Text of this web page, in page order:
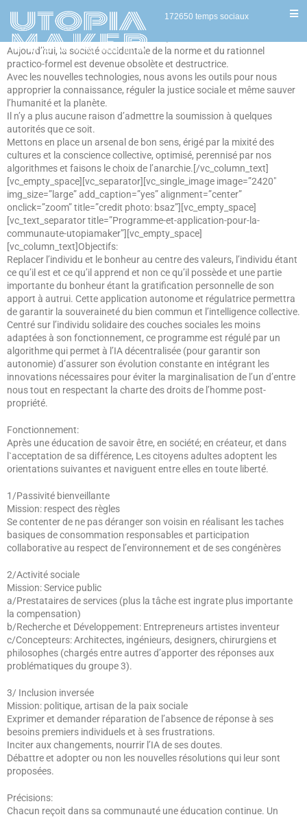
172650 temps sociaux
[vc_row][vc_column][vc_column_text]De tout temps, l’on a cru à la
nécessité d’un commandement, d’un gouvernement pour empêcher
l’humanité de se ruer dans le désordre, dans la confusion.
Aujourd’hui, la société occidentale de la norme et du rationnel
practico-formel est devenue obsolète et destructrice.
Avec les nouvelles technologies, nous avons les outils pour nous
approprier la connaissance, réguler la justice sociale et même sauver
l’humanité et la planète.
Il n’y a plus aucune raison d’admettre la soumission à quelques
autorités que ce soit.
Mettons en place un arsenal de bon sens, érigé par la mixité des
cultures et la conscience collective, optimisé, perennisé par nos
algorithmes et faisons le choix de l’anarchie.[/vc_column_text]
[vc_empty_space][vc_separator][vc_single_image image=”2420″
img_size=”large” add_caption=”yes” alignment=”center”
onclick=”zoom” title=”credit photo: bsaz”][vc_empty_space]
[vc_text_separator title=”Programme-et-application-pour-la-
communaute-utopiamaker”][vc_empty_space]
[vc_column_text]Objectifs:
Replacer l’individu et le bonheur au centre des valeurs, l’individu étant
ce qu’il est et ce qu’il apprend et non ce qu’il possède et une partie
importante du bonheur étant la gratification personnelle de son
apport à autrui. Cette application autonome et régulatrice permettra
de garantir la souveraineté du bien commun et l’intelligence collective.
Centré sur l’individu solidaire des couches sociales les moins
adaptées à son fonctionnement, ce programme est régulé par un
algorithme qui permet à l’IA décentralisée (pour garantir son
autonomie) d’assurer son évolution constante en intégrant les
innovations nécessaires pour éviter la marginalisation de l’un d’entre
nous tout en respectant la charte des droits de l’homme post-
propriété.
Fonctionnement:
Après une éducation de savoir être, en société; en créateur, et dans
l`acceptation de sa différence, Les citoyens adultes adoptent les
orientations suivantes et naviguent entre elles en toute liberté.
1/Passivité bienveillante
Mission: respect des règles
Se contenter de ne pas déranger son voisin en réalisant les taches
basiques de consommation responsables et participation
collaborative au respect de l’environnement et de ses congénères
2/Activité sociale
Mission: Service public
a/Prestataires de services (plus la tâche est ingrate plus importante
la compensation)
b/Recherche et Développement: Entrepreneurs artistes inventeur
c/Concepteurs: Architectes, ingénieurs, designers, chirurgiens et
philosophes (chargés entre autres d’apporter des réponses aux
problématiques du groupe 3).
3/ Inclusion inversée
Mission: politique, artisan de la paix sociale
Exprimer et demander réparation de l’absence de réponse à ses
besoins premiers individuels et à ses frustrations.
Inciter aux changements, nourrir l’IA de ses doutes.
Débattre et adopter ou non les nouvelles résolutions qui leur sont
proposées.
Précisions:
Chacun reçoit dans sa communauté une éducation continue. Un